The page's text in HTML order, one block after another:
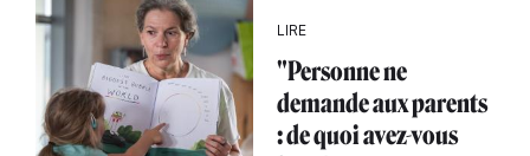
LIRE
"Personne ne
demande aux parents
: de quoi avez-vous